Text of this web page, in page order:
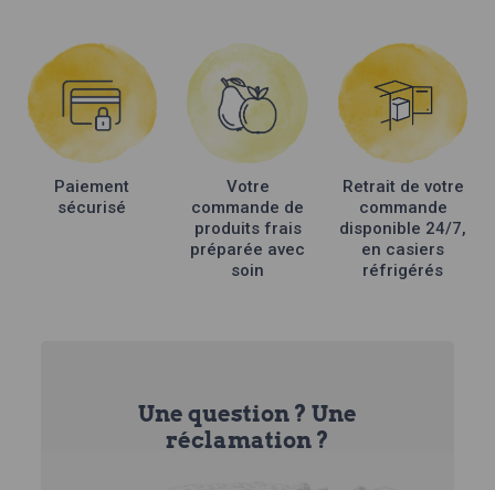
Paiement
sécurisé
Votre
commande de
produits frais
préparée avec
soin
Retrait de votre
commande
disponible 24/7,
en casiers
réfrigérés
Une question ? Une
réclamation ?